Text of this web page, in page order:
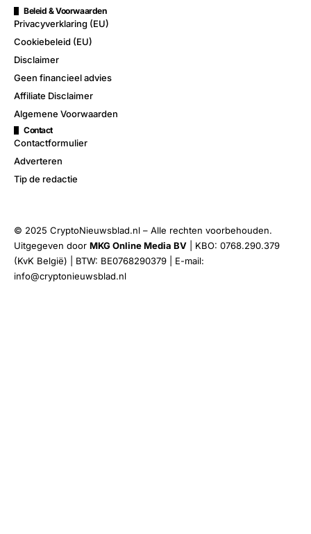
Beleid & Voorwaarden
Privacyverklaring (EU)
Cookiebeleid (EU)
Disclaimer
Geen financieel advies
Affiliate Disclaimer
Algemene Voorwaarden
Contact
Contactformulier
Adverteren
Tip de redactie
© 2025 CryptoNieuwsblad.nl – Alle rechten voorbehouden.
Uitgegeven door MKG Online Media BV | KBO: 0768.290.379
(KvK België) | BTW: BE0768290379 | E-mail:
info@cryptonieuwsblad.nl